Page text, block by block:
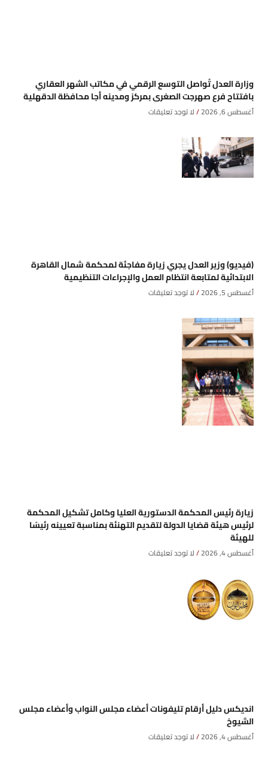
وزارة العدل تُواصل التوسع الرقمي في مكاتب الشهر العقاري
بافتتاح فرع صهرجت الصغرى بمركز ومدينه أجا محافظة الدقهلية
أغسطس 6, 2026 لا توجد تعليقات
(فيديو) وزير العدل يجري زيارة مفاجئة لمحكمة شمال القاهرة
الابتدائية لمتابعة انتظام العمل والإجراءات التنظيمية
أغسطس 5, 2026 لا توجد تعليقات
زيارة رئيس المحكمة الدستورية العليا وكامل تشكيل المحكمة
لرئيس هيئة قضايا الدولة لتقديم التهنئة بمناسبة تعيينه رئيسًا
للهيئة
أغسطس 4, 2026 لا توجد تعليقات
انديكس دليل أرقام تليفونات أعضاء مجلس النواب وأعضاء مجلس
الشيوخ
أغسطس 4, 2026 لا توجد تعليقات